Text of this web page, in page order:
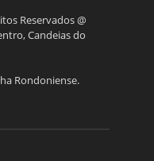
Reservados @
Candeias do
Rondoniense.